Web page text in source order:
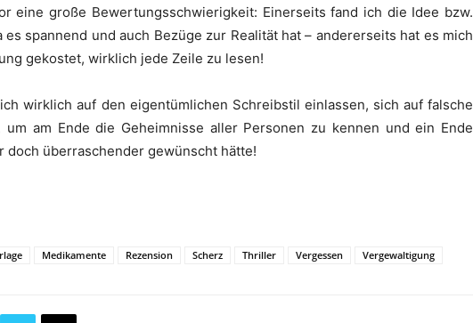
eine große Bewertungsschwierigkeit: Einerseits fand ich die Idee bzw.
es spannend und auch Bezüge zur Realität hat – andererseits hat es mich
gekostet, wirklich jede Zeile zu lesen!
wirklich auf den eigentümlichen Schreibstil einlassen, sich auf falsche
um am Ende die Geheimnisse aller Personen zu kennen und ein Ende
doch überraschender gewünscht hätte!
Medikamente Rezension Scherz Thriller Vergessen Vergewaltigung